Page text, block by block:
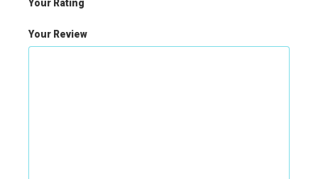
Your Rating
Your Review